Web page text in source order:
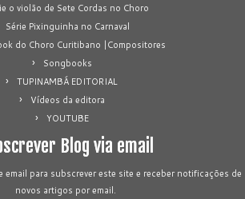
o violão de Sete Cordas no Choro
Série Pixinguinha no Carnaval
do Choro Curitibano |Compositores
Songbooks
TUPINAMBÁ EDITORIAL
Vídeos da editora
YOUTUBE
Blog via email
email para subscrever este site e receber notificações de
novos artigos por email.